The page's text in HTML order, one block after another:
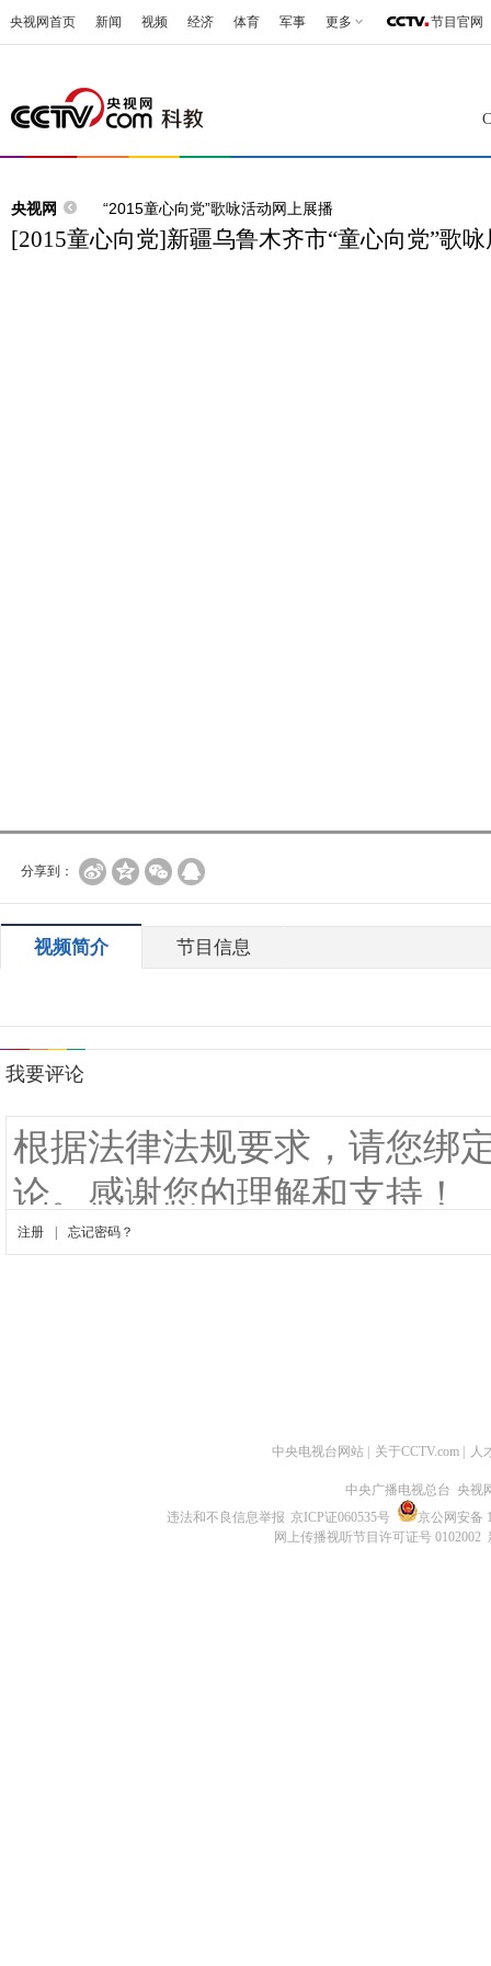
央视网首页 新闻 视频 经济 体育 军事 更多 节目官网
央视网 “2015童心向党”歌咏活动网上展播
[2015童心向党]新疆乌鲁木齐市“童心向党”歌
分享到：
视频简介 节目信息
中央电视台网站 关于CCTV.com 人
中央广播电视总台 央视
违法和不良信息举报 京ICP证060535号
京公网安备
网上传播视听节目许可证号 0102002